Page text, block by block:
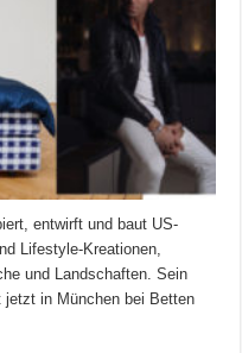
entwirft und baut US-
Lifestyle-Kreationen,
und Landschaften. Sein
in München bei Betten